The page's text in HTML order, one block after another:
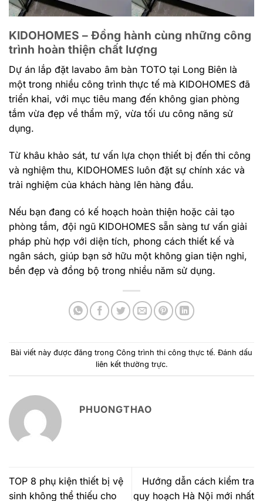
KIDOHOMES – Đồng hành cùng những công
trình hoàn thiện chất lượng
Dự án lắp đặt lavabo âm bàn TOTO tại Long Biên là
một trong nhiều công trình thực tế mà KIDOHOMES đã
triển khai, với mục tiêu mang đến không gian phòng
tắm vừa đẹp về thẩm mỹ, vừa tối ưu công năng sử
dụng.
Từ khâu khảo sát, tư vấn lựa chọn thiết bị đến thi công
và nghiệm thu, KIDOHOMES luôn đặt sự chính xác và
trải nghiệm của khách hàng lên hàng đầu.
Nếu bạn đang có kế hoạch hoàn thiện hoặc cải tạo
phòng tắm, đội ngũ KIDOHOMES sẵn sàng tư vấn giải
pháp phù hợp với diện tích, phong cách thiết kế và
ngân sách, giúp bạn sở hữu một không gian tiện nghi,
bền đẹp và đồng bộ trong nhiều năm sử dụng.
Bài viết này được đăng trong Công trình thi công thực tế. Đánh dấu
liên kết thường trực.
PHUONGTHAO
TOP 8 phụ kiện thiết bị vệ
sinh không thể thiếu cho
Hướng dẫn cách kiểm tra
quy hoạch Hà Nội mới nhất